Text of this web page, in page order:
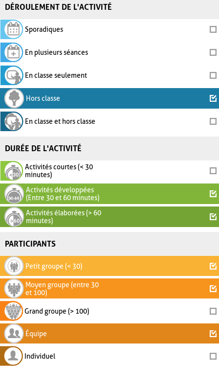
DÉROULEMENT DE L'ACTIVITÉ
Sporadiques
En plusieurs séances
En classe seulement
Hors classe
En classe et hors classe
DURÉE DE L'ACTIVITÉ
Activités courtes (< 30
minutes)
Activités développées
(Entre 30 et 60 minutes)
Activités élaborées (> 60
minutes)
PARTICIPANTS
Petit groupe (< 30)
Moyen groupe (entre 30
et 100)
Grand groupe (> 100)
Équipe
Individuel